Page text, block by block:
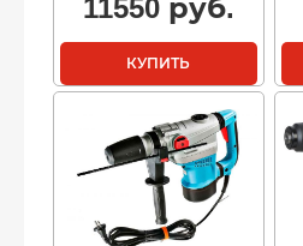
11550руб.
КУПИТЬ